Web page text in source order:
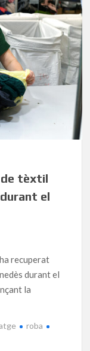
de tèxtil
el
recuperat
durant el
la
roba